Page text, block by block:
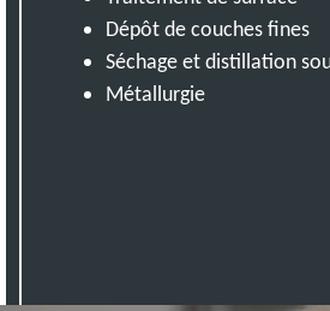
Dépôt de couches fines
Séchage et distillation
Métallurgie